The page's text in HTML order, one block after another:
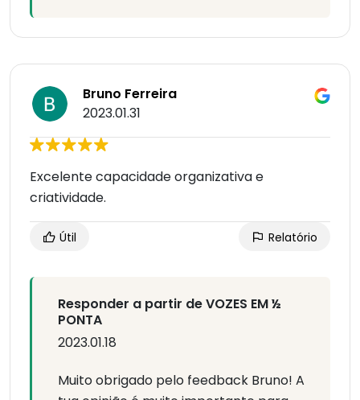
Bruno Ferreira
2023.01.31
Excelente capacidade organizativa e
criatividade.
Útil Relatório
Responder a partir de VOZES EM ½
PONTA
2023.01.18
Muito obrigado pelo feedback Bruno! A